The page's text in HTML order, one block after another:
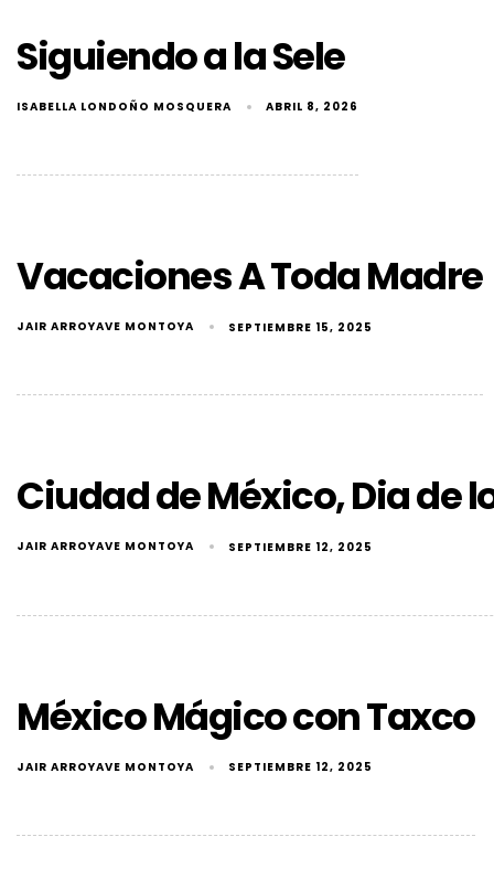
Siguiendo a la Sele
ISABELLA LONDOÑO MOSQUERA ABRIL 8, 2026
Vacaciones A Toda Madre
JAIR ARROYAVE MONTOYA SEPTIEMBRE 15, 2025
Ciudad de México, Dia de
JAIR ARROYAVE MONTOYA SEPTIEMBRE 12, 2025
México Mágico con Taxco
JAIR ARROYAVE MONTOYA SEPTIEMBRE 12, 2025